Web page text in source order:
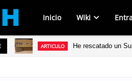
Inicio Wiki
ARTICULO He rescatado un